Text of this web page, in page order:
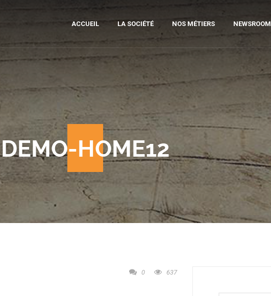
ACCUEIL LA SOCIÉTÉ NOS MÉTIERS
PRÉPARATION DE SOLS
NEWSROOM
DEMO-HOME12
0 637